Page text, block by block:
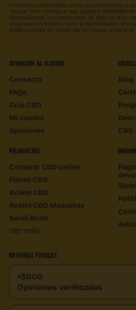
Productos destinados para uso decorativo o
inhalar. THC inferior al real decreto 1729/1999.
Farmacéutico. Los productos de CBD no son
diagnosticar, tratar o curar enfermedades.
médico antes de comenzar un nuevo programa.
ATENCIÓN AL CLIENTE
Contacto
FAQs
Guía CBD
Mi cuenta
Opiniones
Blog
PRODUCTOS
Comprar CBD online
Flores CBD
Aceite CBD
Aceite CBD Mascotas
Small Buds
Ver más
RESEÑAS TOTALES
+3000
Opiniones verificadas